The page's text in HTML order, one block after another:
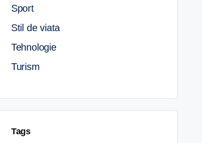
Sport
Stil de viata
Tehnologie
Turism
Tags